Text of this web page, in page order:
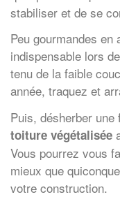
stabiliser et de se
Peu gourmandes
indispensable lors
tenu de la faible
année, traquez et
Puis, désherber
toiture végétalisée
Vous pourrez vous
mieux que
votre construction.